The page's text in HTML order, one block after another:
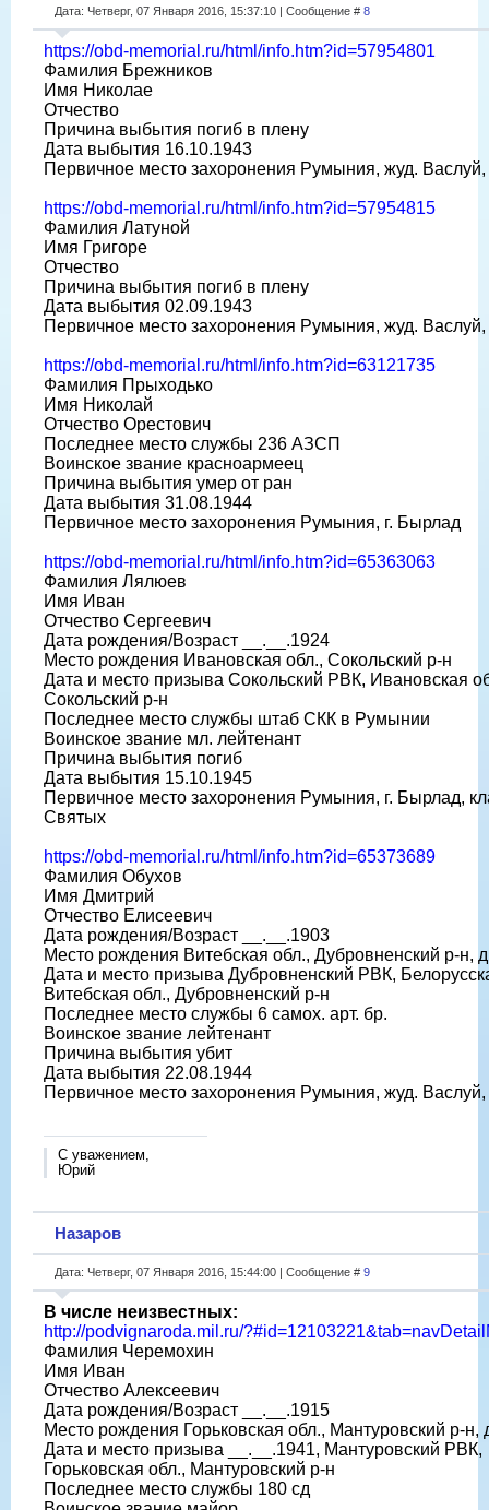
Дата: Четверг, 07 Января 2016, 15:37:10 | Сообщение # 8
https://obd-memorial.ru/html/info.htm?id=57954801
Фамилия Брежников
Имя Николае
Отчество
Причина выбытия погиб в плену
Дата выбытия 16.10.1943
Первичное место захоронения Румыния, жуд. Васлуй,
https://obd-memorial.ru/html/info.htm?id=57954815
Фамилия Латуной
Имя Григоре
Отчество
Причина выбытия погиб в плену
Дата выбытия 02.09.1943
Первичное место захоронения Румыния, жуд. Васлуй,
https://obd-memorial.ru/html/info.htm?id=63121735
Фамилия Прыходько
Имя Николай
Отчество Орестович
Последнее место службы 236 АЗСП
Воинское звание красноармеец
Причина выбытия умер от ран
Дата выбытия 31.08.1944
Первичное место захоронения Румыния, г. Бырлад
https://obd-memorial.ru/html/info.htm?id=65363063
Фамилия Лялюев
Имя Иван
Отчество Сергеевич
Дата рождения/Возраст __.__.1924
Место рождения Ивановская обл., Сокольский р-н
Дата и место призыва Сокольский РВК, Ивановская
Сокольский р-н
Последнее место службы штаб СКК в Румынии
Воинское звание мл. лейтенант
Причина выбытия погиб
Дата выбытия 15.10.1945
Первичное место захоронения Румыния, г. Бырлад,
Святых
https://obd-memorial.ru/html/info.htm?id=65373689
Фамилия Обухов
Имя Дмитрий
Отчество Елисеевич
Дата рождения/Возраст __.__.1903
Место рождения Витебская обл., Дубровненский р-н,
Дата и место призыва Дубровненский РВК,
Витебская обл., Дубровненский р-н
Последнее место службы 6 самох. арт. бр.
Воинское звание лейтенант
Причина выбытия убит
Дата выбытия 22.08.1944
Первичное место захоронения Румыния, жуд. Васлуй,
С уважением,
Юрий
Назаров
Дата: Четверг, 07 Января 2016, 15:44:00 | Сообщение # 9
В числе неизвестных:
http://podvignaroda.mil.ru/
Фамилия Черемохин
Имя Иван
Отчество Алексеевич
Дата рождения/Возраст __.__.1915
Место рождения Горьковская обл., Мантуровский р-н,
Дата и место призыва __.__.1941, Мантуровский РВК,
Горьковская обл., Мантуровский р-н
Последнее место службы 180 сд